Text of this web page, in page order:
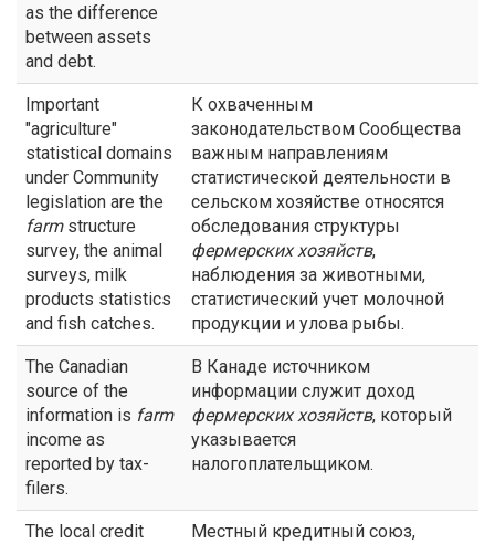
as the difference
between assets
and debt.
Important
"agriculture"
statistical domains
under Community
legislation are the
farmstructure
survey, the animal
surveys, milk
products statistics
and fish catches.
К охваченным
законодательством Сообщества
важным направлениям
статистической деятельности в
сельском хозяйстве относятся
обследования структуры
фермерских хозяйств,
наблюдения за животными,
статистический учет молочной
продукции и улова рыбы.
The Canadian
source of the
information is farm
income as
reported by tax-
filers.
В Канаде источником
информации служит доход
фермерских хозяйств, который
указывается
налогоплательщиком.
The local credit
Местный кредитный союз,